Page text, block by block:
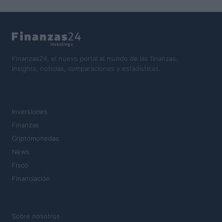
Finanzas24, el nuevo portal al mundo de las finanzas.
Insights, noticias, comparaciones y estadísticas.
Inversiones
Finanzas
Criptomonedas
News
Fisco
Financiación
Sobre nosotros